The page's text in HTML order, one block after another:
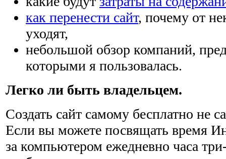
как перенести сайт, почему от
уходят,
небольшой обзор компаний,
которыми я пользовалась.
Легко ли быть владельцем.
Создать сайт самому бесплатно не
Если вы можете посвящать время
за компьютером ежедневно часа